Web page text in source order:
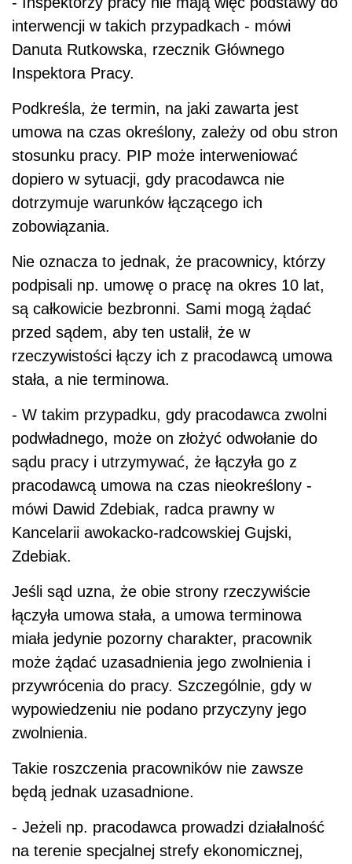
interwencji w takich przypadkach - mówi
Danuta Rutkowska, rzecznik Głównego
Inspektora Pracy.
Podkreśla, że termin, na jaki zawarta jest
umowa na czas określony, zależy od obu stron
stosunku pracy. PIP może interweniować
dopiero w sytuacji, gdy pracodawca nie
dotrzymuje warunków łączącego ich
zobowiązania.
Nie oznacza to jednak, że pracownicy, którzy
podpisali np. umowę o pracę na okres 10 lat,
są całkowicie bezbronni. Sami mogą żądać
przed sądem, aby ten ustalił, że w
rzeczywistości łączy ich z pracodawcą umowa
stała, a nie terminowa.
- W takim przypadku, gdy pracodawca zwolni
podwładnego, może on złożyć odwołanie do
sądu pracy i utrzymywać, że łączyła go z
pracodawcą umowa na czas nieokreślony -
mówi Dawid Zdebiak, radca prawny w
Kancelarii awokacko-radcowskiej Gujski,
Zdebiak.
Jeśli sąd uzna, że obie strony rzeczywiście
łączyła umowa stała, a umowa terminowa
miała jedynie pozorny charakter, pracownik
może żądać uzasadnienia jego zwolnienia i
przywrócenia do pracy. Szczególnie, gdy w
wypowiedzeniu nie podano przyczyny jego
zwolnienia.
Takie roszczenia pracowników nie zawsze
będą jednak uzasadnione.
- Jeżeli np. pracodawca prowadzi działalność
na terenie specjalnej strefy ekonomicznej,